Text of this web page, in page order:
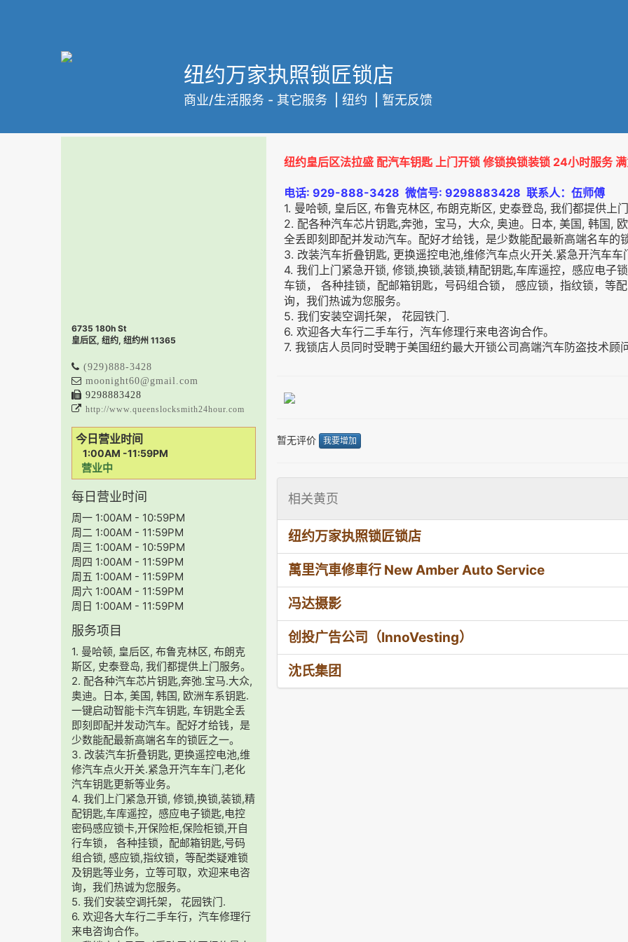
纽约万家执照锁匠锁店
商业/生活服务 - 其它服务 | 纽约 | 暂无反馈
6735 180h St
皇后区, 纽约, 纽约州 11365
(929)888-3428
moonight60@gmail.com
9298883428
http://www.queenslocksmith24hour.com
今日营业时间
1:00AM -11:59PM
营业中
每日营业时间
周一 1:00AM - 10:59PM
周二 1:00AM - 11:59PM
周三 1:00AM - 10:59PM
周四 1:00AM - 11:59PM
周五 1:00AM - 11:59PM
周六 1:00AM - 11:59PM
周日 1:00AM - 11:59PM
服务项目
1. 曼哈顿, 皇后区, 布鲁克林区, 布朗克
斯区, 史泰登岛, 我们都提供上门服务。
2. 配各种汽车芯片钥匙,奔弛.宝马.大众,
奥迪。日本, 美国, 韩国, 欧洲车系钥匙.
一键启动智能卡汽车钥匙, 车钥匙全丢
即刻即配并发动汽车。配好才给钱，是
少数能配最新高端名车的锁匠之一。
3. 改装汽车折叠钥匙, 更换遥控电池,维
修汽车点火开关.紧急开汽车车门,老化
汽车钥匙更新等业务。
4. 我们上门紧急开锁, 修锁,换锁,装锁,精
配钥匙,车库遥控，感应电子锁匙,电控
密码感应锁卡,开保险柜,保险柜锁,开自
行车锁， 各种挂锁，配邮箱钥匙,号码
组合锁, 感应锁,指纹锁，等配类疑难锁
及钥匙等业务，立等可取，欢迎来电咨
询，我们热诚为您服务。
5. 我们安装空调托架， 花园铁门.
6. 欢迎各大车行二手车行，汽车修理行
来电咨询合作。
纽约皇后区法拉盛 配汽车钥匙 上门开锁 修锁换锁装锁 24小时服务
电话: 929-888-3428 微信号: 9298883428 联系人：伍师傅
1. 曼哈顿, 皇后区, 布鲁克林区, 布朗克斯区, 史泰登岛, 我们都提供上
2. 配各种汽车芯片钥匙,奔弛，宝马，大众, 奥迪。日本, 美国, 韩国,
全丢即刻即配并发动汽车。配好才给钱，是少数能配最新高端名车的
3. 改装汽车折叠钥匙, 更换遥控电池,维修汽车点火开关.紧急开汽车
4. 我们上门紧急开锁, 修锁,换锁,装锁,精配钥匙,车库遥控，感应电子
车锁， 各种挂锁，配邮箱钥匙，号码组合锁， 感应锁，指纹锁，等
询，我们热诚为您服务。
5. 我们安装空调托架， 花园铁门.
6. 欢迎各大车行二手车行，汽车修理行来电咨询合作。
7. 我锁店人员同时受聘于美国纽约最大开锁公司高端汽车防盗技术顾
暂无评价 我要增加
相关黄页
纽约万家执照锁匠锁店
萬里汽車修車行 New Amber Auto Service
冯达摄影
创投广告公司（InnoVesting）
沈氏集团